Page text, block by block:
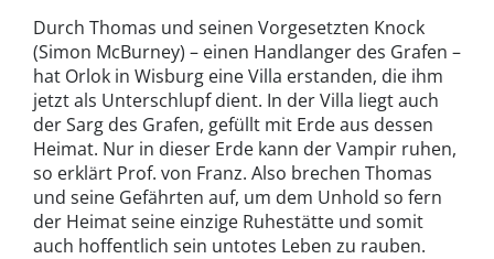
Durch Thomas und seinen Vorgesetzten Knock
(Simon McBurney) – einen Handlanger des Grafen –
hat Orlok in Wisburg eine Villa erstanden, die ihm
jetzt als Unterschlupf dient. In der Villa liegt auch
der Sarg des Grafen, gefüllt mit Erde aus dessen
Heimat. Nur in dieser Erde kann der Vampir ruhen,
so erklärt Prof. von Franz. Also brechen Thomas
und seine Gefährten auf, um dem Unhold so fern
der Heimat seine einzige Ruhestätte und somit
auch hoffentlich sein untotes Leben zu rauben.